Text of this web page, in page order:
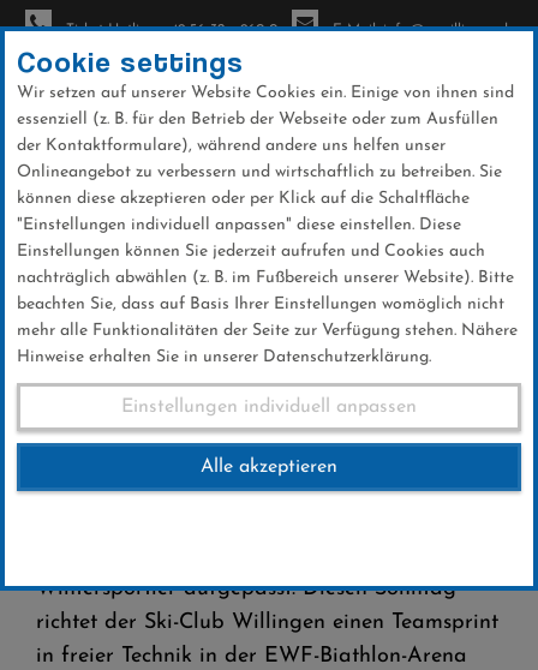
Direkt
zum
Inhalt
Ticket-Hotline: +49 56 32 - 960-0 E-Mail: info@sc-willingen.de
Teamsprint in der EWF-Biathlon-
Arena
Teamsprint in der EWF-
Biathlon-Arena
Wintersportler aufgepasst: Diesen Sonntag
richtet der Ski-Club Willingen einen Teamsprint
in freier Technik in der EWF-Biathlon-Arena
Cookie settings
Wir setzen auf unserer Website Cookies ein. Einige von ihnen sind
essenziell (z. B. für den Betrieb der Webseite oder zum Ausfüllen
der Kontaktformulare), während andere uns helfen unser
Onlineangebot zu verbessern und wirtschaftlich zu betreiben. Sie
können diese akzeptieren oder per Klick auf die Schaltfläche
"Einstellungen individuell anpassen" diese einstellen. Diese
Einstellungen können Sie jederzeit aufrufen und Cookies auch
nachträglich abwählen (z. B. im Fußbereich unserer Website). Bitte
beachten Sie, dass auf Basis Ihrer Einstellungen womöglich nicht
mehr alle Funktionalitäten der Seite zur Verfügung stehen. Nähere
Hinweise erhalten Sie in unserer Datenschutzerklärung.
Einstellungen individuell anpassen
Alle akzeptieren